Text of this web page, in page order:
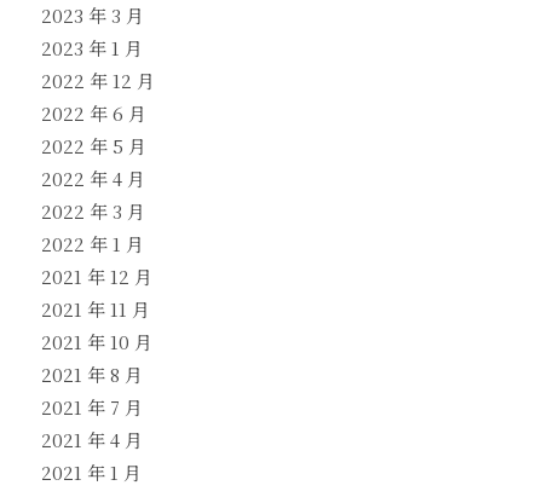
2023 年 3 月
2023 年 1 月
2022 年 12 月
2022 年 6 月
2022 年 5 月
2022 年 4 月
2022 年 3 月
2022 年 1 月
2021 年 12 月
2021 年 11 月
2021 年 10 月
2021 年 8 月
2021 年 7 月
2021 年 4 月
2021 年 1 月